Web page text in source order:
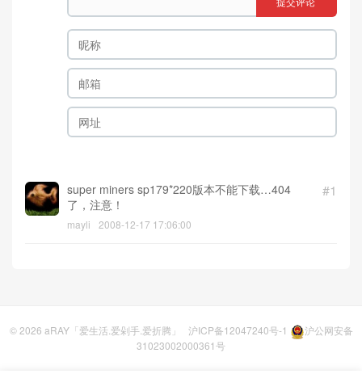
#1
super miners sp179*220版本不能下载…404
了，注意！
mayli 2008-12-17 17:06:00
© 2026 aRAY「爱生活.爱剁手.爱折腾」 沪ICP备12047240号-1
沪公网安备
31023002000361号